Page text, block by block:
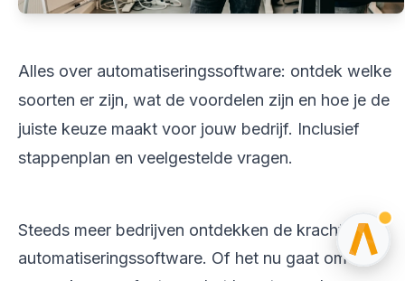
Alles over automatiseringssoftware: ontdek welke
soorten er zijn, wat de voordelen zijn en hoe je de
juiste keuze maakt voor jouw bedrijf. Inclusief
stappenplan en veelgestelde vragen.
Steeds meer bedrijven ontdekken de kracht van
automatiseringssoftware. Of het nu gaat om het